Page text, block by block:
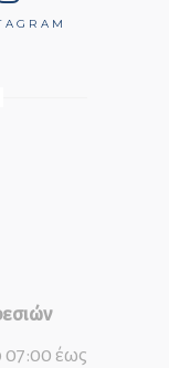
07:00 έως